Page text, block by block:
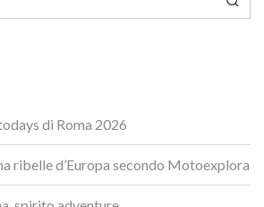
di Roma 2026
ribelle d’Europa secondo Motoexplora